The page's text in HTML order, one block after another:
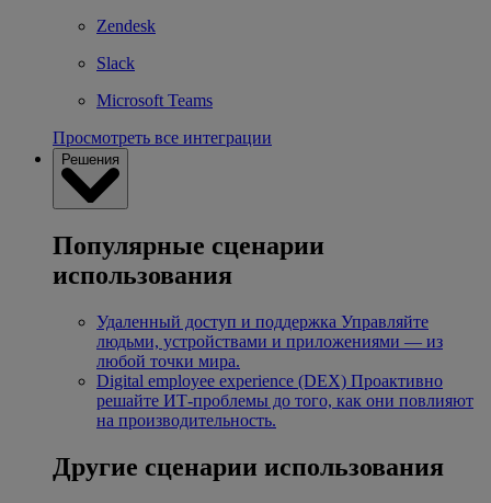
Zendesk
Slack
Microsoft Teams
Просмотреть все интеграции
Решения
Популярные сценарии
использования
Удаленный доступ и поддержка Управляйте
людьми, устройствами и приложениями — из
любой точки мира.
Digital employee experience (DEX) Проактивно
решайте ИТ-проблемы до того, как они повлияют
на производительность.
Другие сценарии использования